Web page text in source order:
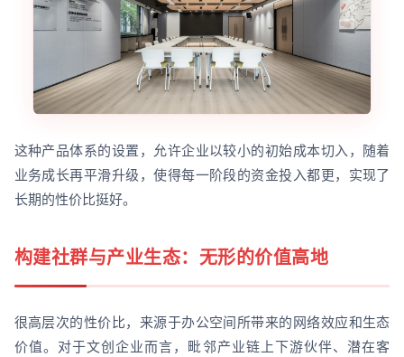
这种产品体系的设置，允许企业以较小的初始成本切入，随着
业务成长再平滑升级，使得每一阶段的资金投入都更，实现了
长期的性价比挺好。
构建社群与产业生态：无形的价值高地
很高层次的性价比，来源于办公空间所带来的网络效应和生态
价值。对于文创企业而言，毗邻产业链上下游伙伴、潜在客